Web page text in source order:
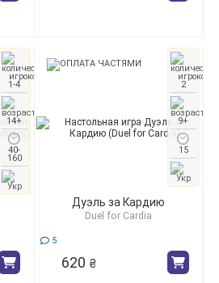
1-4
14+
40-
160
Дуэль за Кардию
Duel for Cardia
2
9+
15
5
620 ₴